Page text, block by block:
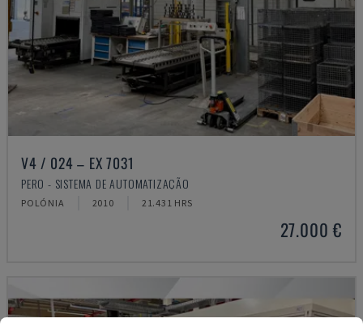
V4 / 024 – EX 7031
PERO - SISTEMA DE AUTOMATIZAÇÃO
POLÓNIA 2010 21.431 HRS
27.000 €